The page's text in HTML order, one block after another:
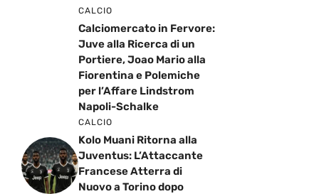
CALCIO
Calciomercato in Fervore:
Juve alla Ricerca di un
Portiere, Joao Mario alla
Fiorentina e Polemiche
per l’Affare Lindstrom
Napoli-Schalke
CALCIO
Kolo Muani Ritorna alla
Juventus: L’Attaccante
Francese Atterra di
Nuovo a Torino dopo